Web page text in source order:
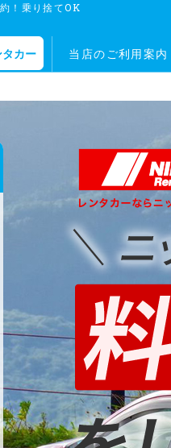
！乗り捨てOK
タカー 当店のご利用案内